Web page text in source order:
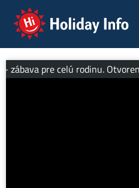
Holiday Info
celú rodinu. Otvorené